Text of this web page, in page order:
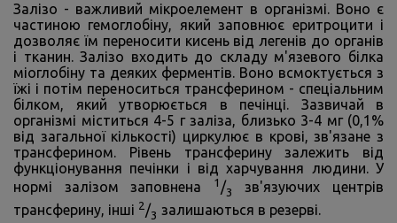
Залізо - важливий мікроелемент в організмі. Воно є
частиною гемоглобіну, який заповнює еритроцити і
дозволяє їм переносити кисень від легенів до органів
і тканин. Залізо входить до складу м'язевого білка
міоглобіну та деяких ферментів. Воно всмоктується з
їжі і потім переноситься трансферином - спеціальним
білком, який утворюється в печінці. Зазвичай в
організмі міститься 4-5 г заліза, близько 3-4 мг (0,1%
від загальної кількості) циркулює в крові, зв'язане з
трансферином. Рівень трансферину залежить від
функціонування печінки і від харчування людини. У
нормі залізом заповнена
1 /3
зв'язуючих центрів
трансферину, інші 2 /3 залишаються в резерві.